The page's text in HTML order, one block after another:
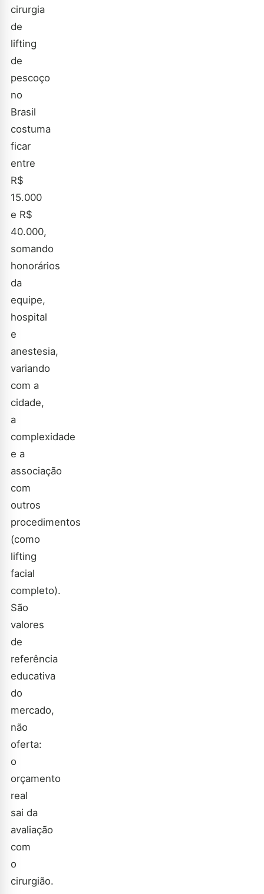
cirurgia
de
lifting
de
pescoço
no
Brasil
costuma
ficar
entre
R$
15.000
e R$
40.000,
somando
honorários
da
equipe,
hospital
e
anestesia,
variando
com a
cidade,
a
complexidade
e a
associação
com
outros
procedimentos
(como
lifting
facial
completo).
São
valores
de
referência
educativa
do
mercado,
não
oferta:
o
orçamento
real
sai da
avaliação
com
o
cirurgião.